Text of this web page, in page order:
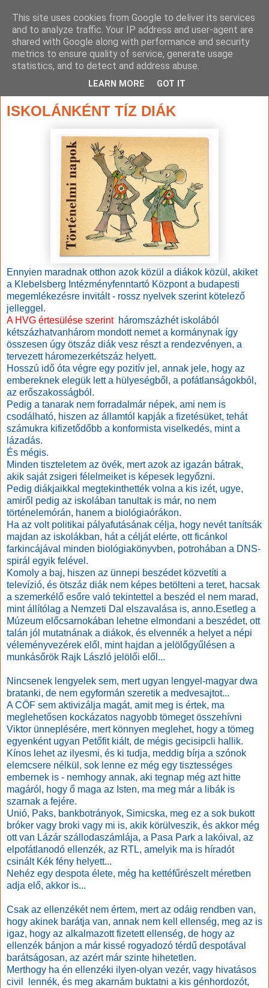
ISKOLÁNKÉNT TÍZ DIÁK
Ennyien maradnak otthon azok közül a diákok közül, akiket
a Klebelsberg Intézményfenntartó Központ a budapesti
megemlékezésre invitált - rossz nyelvek szerint kötelező
jelleggel.
A HVG értesülése szerint háromszázhét iskolából
kétszázhatvanhárom mondott nemet a kormánynak így
összesen úgy ötszáz diák vesz részt a rendezvényen, a
tervezett háromezerkétszáz helyett.
Hosszú idő óta végre egy pozitív jel, annak jele, hogy az
embereknek elegük lett a hülyeségből, a pofátlanságokból,
az erőszakosságból.
Pedig a tanarak nem forradalmár népek, ami nem is
csodálható, hiszen az államtól kapják a fizetésüket, tehát
számukra kifizetődőbb a konformista viselkedés, mint a
lázadás.
És mégis.
Minden tiszteletem az övék, mert azok az igazán bátrak,
akik saját zsigeri félelmeiket is képesek legyőzni.
Pedig diákjaikkal megtekinthették volna a kis izét, ugye,
amiről pedig az iskolában tanultak is már, no nem
történelemórán, hanem a biológiaórákon.
Ha az volt politikai pályafutásának célja, hogy nevét tanítsák
majdan az iskolákban, hát a célját elérte, ott ficánkol
farkincájával minden biológiakönyvben, potrohában a DNS-
spirál egyik felével.
Komoly a baj, hiszen az ünnepi beszédet közvetíti a
televízió, és ötszáz diák nem képes betölteni a teret, hacsak
a szemerkélő esőre való tekintettel a beszéd el nem marad,
mint állítólag a Nemzeti Dal elszavalása is, anno.Esetleg a
Múzeum előcsarnokában lehetne elmondani a beszédet, ott
talán jól mutatnának a diákok, és elvennék a helyet a népi
véleményvezérek elől, mint hajdan a jelölőgyűlésen a
munkásőrök Rajk László jelölői elől...
Nincsenek lengyelek sem, mert ugyan lengyel-magyar dwa
bratanki, de nem egyformán szeretik a medvesajtot...
A CÖF sem aktivizálja magát, amit meg is értek, ma
meglehetősen kockázatos nagyobb tömeget összehívni
Viktor ünneplésére, mert könnyen meglehet, hogy a tömeg
egyenként ugyan Petőfit kiált, de mégis gecisipcli hallik.
Kínos lehet az ilyesmi, és ki tudja, meddig bírja a szónok
elemcsere nélkül, sok lenne ez még egy tisztességes
embernek is - nemhogy annak, aki tegnap még azt hitte
magáról, hogy ő maga az Isten, ma meg már a libák is
szarnak a fejére.
Unió, Paks, bankbotrányok, Simicska, meg ez a sok bukott
bróker vagy broki vagy mi is, akik körülveszik, és akkor még
ott van Lázár szállodaszámlája, a Pasa Park a lakóival, az
elpofátlanodó ellenzék, az RTL, amelyik ma is híradót
csinált Kék fény helyett...
Nehéz egy despota élete, még ha kettéfűrészelt méretben
adja elő, akkor is...
Csak az ellenzékét nem értem, mert az odáig rendben van,
hogy akinek barátja van, annak nem kell ellenség, meg az is
igaz, hogy az alkalmazott fizetett ellenség, de hogy az
ellenzék bánjon a már kissé rogyadozó térdű despotával
barátságosan, az azért már szinte hihetetlen.
Merthogy ha én ellenzéki ilyen-olyan vezér, vagy hivatásos
civil lennék, és meg akarnám buktatni a kis génhordozót,
This site uses cookies from Google to deliver its services
and to analyze traffic. Your IP address and user-agent are
shared with Google along with performance and security
metrics to ensure quality of service, generate usage
statistics, and to detect and address abuse.
LEARN MORE GOT IT